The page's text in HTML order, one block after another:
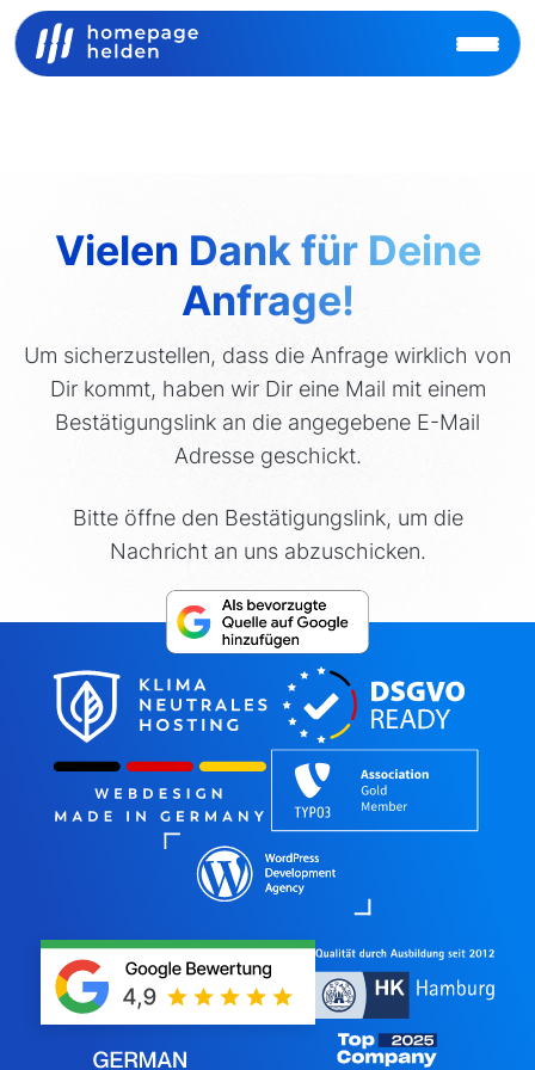
Vielen Dank für Deine
Anfrage!
Um sicherzustellen, dass die Anfrage wirklich von
Dir kommt, haben wir Dir eine Mail mit einem
Bestätigungslink an die angegebene E-Mail
Adresse geschickt.
Bitte öffne den Bestätigungslink, um die
Nachricht an uns abzuschicken.